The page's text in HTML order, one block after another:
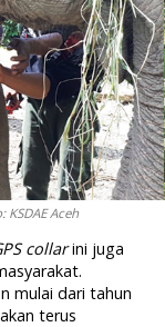
KSDAE Aceh
collarini juga
mulai dari tahun
terus